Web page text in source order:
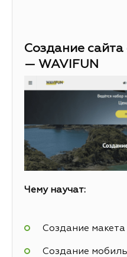
Создание сайта
— WAVIFUN
Чему научат:
Создание макета
Создание